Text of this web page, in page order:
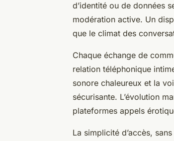
d’identité ou de données
modération active. Un
que le climat des
Chaque échange de
relation téléphonique
sonore chaleureux et la
sécurisante. L’évolution
plateformes appels
La simplicité d’accès,